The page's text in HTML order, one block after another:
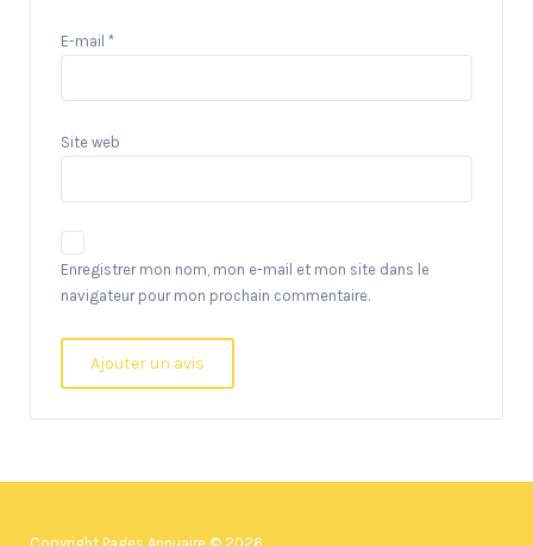
E-mail *
Site web
Enregistrer mon nom, mon e-mail et mon site dans le
navigateur pour mon prochain commentaire.